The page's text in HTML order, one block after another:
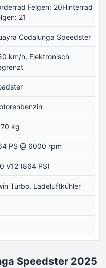
Felgen: 20Hinterrad
21
Codalunga Speedster
km/h, Elektronisch
kg
PS @ 6000 rpm
V12 (864 PS)
Turbo, Ladeluftkühler
Speedster 2025